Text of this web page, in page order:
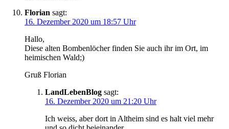
Florian sagt:
16. Dezember 2020 um 18:57 Uhr
Hallo,
Diese alten Bombenlöcher finden Sie auch ihr im Ort, im
heimischen Wald;)
Gruß Florian
LandLebenBlog sagt:
16. Dezember 2020 um 21:20 Uhr
Ich weiss, aber dort in Altheim sind es halt viel mehr